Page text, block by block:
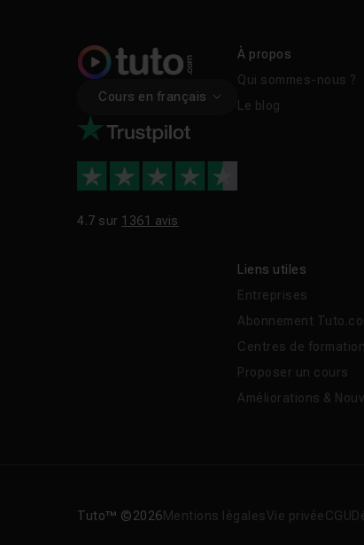
Cours en français
4.7 sur 1361 avis
À propos
Qui sommes-nous ?
Le blog
Liens utiles
Entreprises
Abonnement
Centres de formation
Proposer un cours
Améliorations &
Tuto™ ©2026Mentions légalesVie privéeCGU